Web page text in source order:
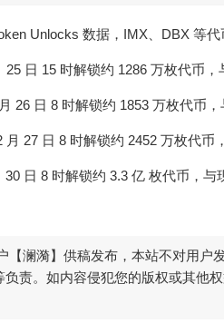
Unlocks 数据，IMX、DBX 等
日 15 时解锁约 1286 万枚代币
26 日 8 时解锁约 1853 万枚代币
27 日 8 时解锁约 2452 万枚代币
日 8 时解锁约 3.3 亿 枚代币，
【澜漪】供稿发布，本站不对用户
责。如内容侵犯您的版权或其他